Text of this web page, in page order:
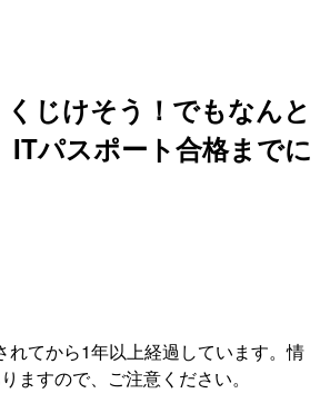
じけそう！でもなんと
ITパスポート合格までに
れてから1年以上経過しています。情
ますので、ご注意ください。